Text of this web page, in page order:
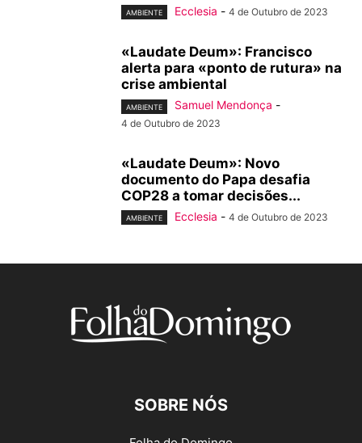
AMBIENTE Ecclesia - 4 de Outubro de 2023
«Laudate Deum»: Francisco
alerta para «ponto de rutura» na
crise ambiental
AMBIENTE Samuel Mendonça -
4 de Outubro de 2023
«Laudate Deum»: Novo
documento do Papa desafia
COP28 a tomar decisões...
AMBIENTE Ecclesia - 4 de Outubro de 2023
SOBRE NÓS